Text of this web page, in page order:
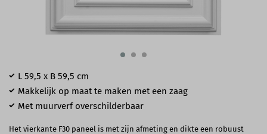
L 59,5 x B 59,5 cm
Makkelijk op maat te maken met een zaag
Met muurverf overschilderbaar
Het vierkante F30 paneel is met zijn afmeting en dikte een robuust